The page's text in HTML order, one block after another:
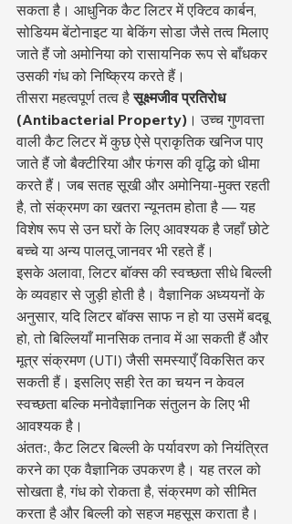
सकता है। आधुनिक कैट लिटर में एक्टिव कार्बन,
सोडियम बेंटोनाइट या बेकिंग सोडा जैसे तत्व मिलाए
जाते हैं जो अमोनिया को रासायनिक रूप से बाँधकर
उसकी गंध को निष्क्रिय करते हैं।
तीसरा महत्वपूर्ण तत्व है सूक्ष्मजीव प्रतिरोध
(Antibacterial Property) । उच्च गुणवत्ता
वाली कैट लिटर में कुछ ऐसे प्राकृतिक खनिज पाए
जाते हैं जो बैक्टीरिया और फंगस की वृद्धि को धीमा
करते हैं। जब सतह सूखी और अमोनिया-मुक्त रहती
है, तो संक्रमण का खतरा न्यूनतम होता है — यह
विशेष रूप से उन घरों के लिए आवश्यक है जहाँ छोटे
बच्चे या अन्य पालतू जानवर भी रहते हैं।
इसके अलावा, लिटर बॉक्स की स्वच्छता सीधे बिल्ली
के व्यवहार से जुड़ी होती है। वैज्ञानिक अध्ययनों के
अनुसार, यदि लिटर बॉक्स साफ न हो या उसमें बदबू
हो, तो बिल्लियाँ मानसिक तनाव में आ सकती हैं और
मूत्र संक्रमण (UTI) जैसी समस्याएँ विकसित कर
सकती हैं। इसलिए सही रेत का चयन न केवल
स्वच्छता बल्कि मनोवैज्ञानिक संतुलन के लिए भी
आवश्यक है।
अंततः, कैट लिटर बिल्ली के पर्यावरण को नियंत्रित
करने का एक वैज्ञानिक उपकरण है। यह तरल को
सोखता है, गंध को रोकता है, संक्रमण को सीमित
करता है और बिल्ली को सहज महसूस कराता है।